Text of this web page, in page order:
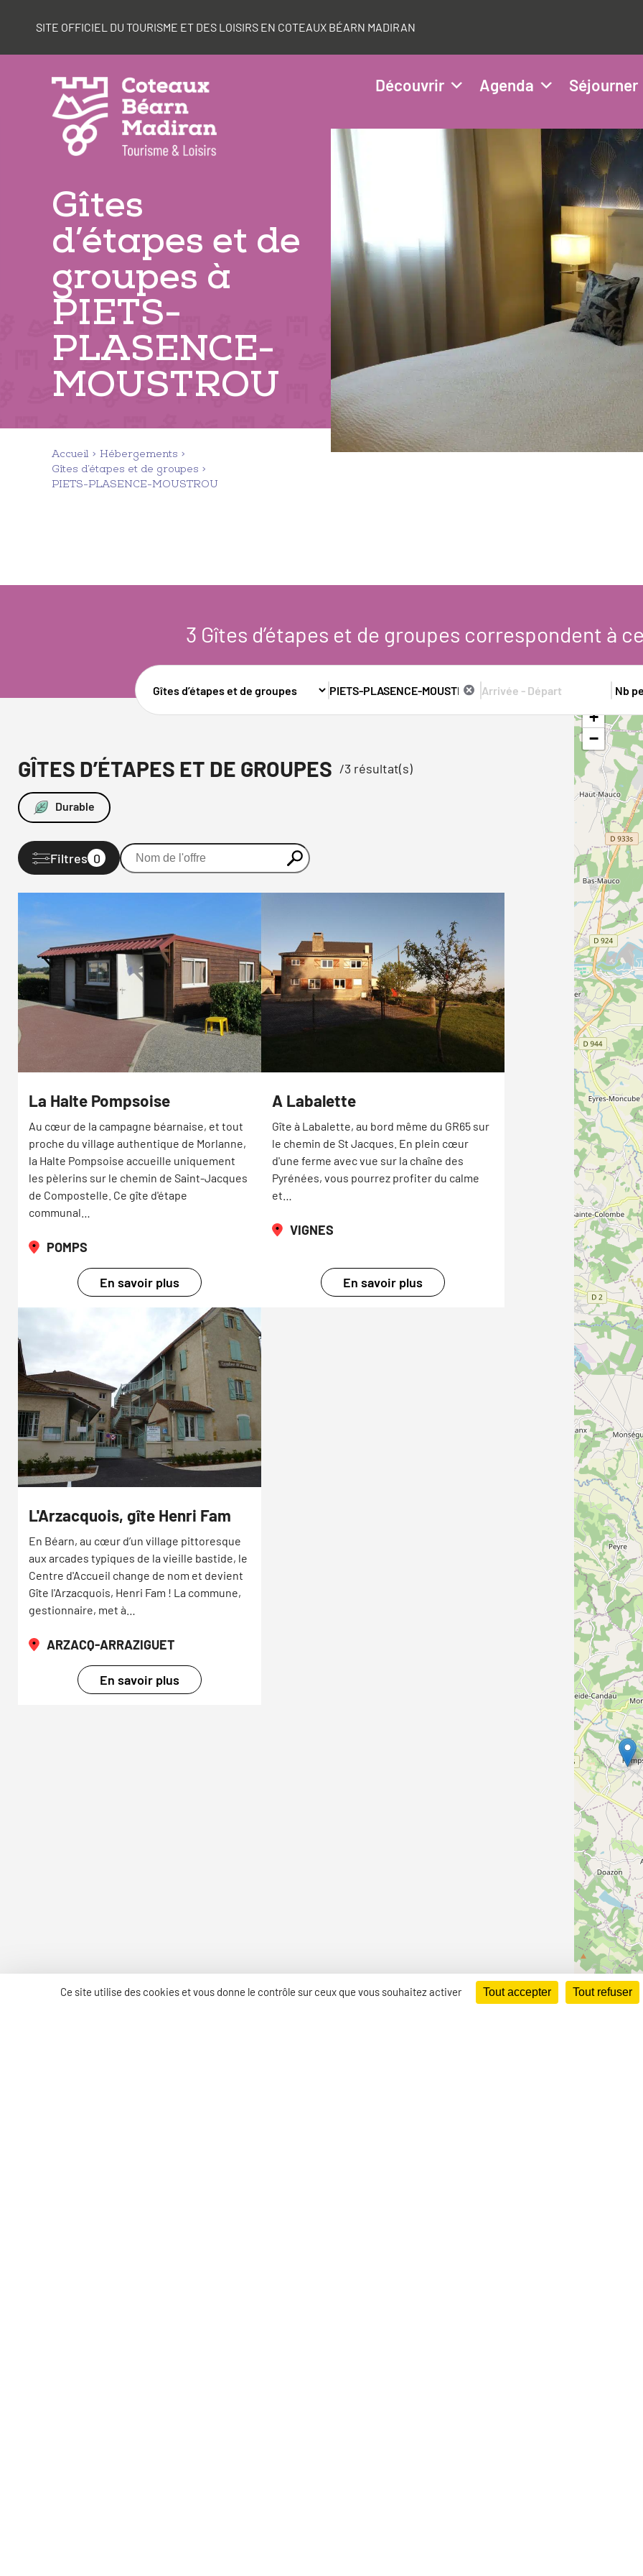
Ce site utilise des cookies et vous donne le contrôle sur ceux que vous souhaitez activer Tout accepter Tout refuser
SITE OFFICIEL DU TOURISME ET DES LOISIRS EN COTEAUX BÉARN MADIRAN
Découvrir Agenda Séjourner
Gîtes
d’étapes et de
groupes à
PIETS-
PLASENCE-
MOUSTROU
Accueil
Hébergements
Gîtes d’étapes et de groupes
PIETS-PLASENCE-MOUSTROU
3 Gîtes d’étapes et de groupes correspondent à
GÎTES D’ÉTAPES ET DE GROUPES /3 résultat(s)
Durable
Filtres 0
La Halte Pompsoise
Au cœur de la campagne béarnaise, et tout
proche du village authentique de Morlanne,
la Halte Pompsoise accueille uniquement
les pèlerins sur le chemin de Saint-Jacques
de Compostelle. Ce gîte d'étape
communal…
POMPS
En savoir plus
A Labalette
Gîte à Labalette, au bord même du GR65 sur
le chemin de St Jacques. En plein cœur
d'une ferme avec vue sur la chaîne des
Pyrénées, vous pourrez profiter du calme
et…
VIGNES
En savoir plus
L'Arzacquois, gîte Henri Fam
En Béarn, au cœur d’un village pittoresque
aux arcades typiques de la vieille bastide, le
Centre d'Accueil change de nom et devient
Gîte l'Arzacquois, Henri Fam ! La commune,
gestionnaire, met à…
ARZACQ-ARRAZIGUET
En savoir plus
+
−